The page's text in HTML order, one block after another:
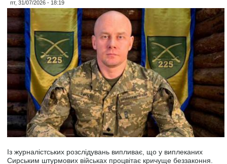
пт, 31/07/2026 - 18:19
Із журналістських розслідувань випливає, що у виплеканих
Сирським штурмових військах процвітає кричуще беззаконня.